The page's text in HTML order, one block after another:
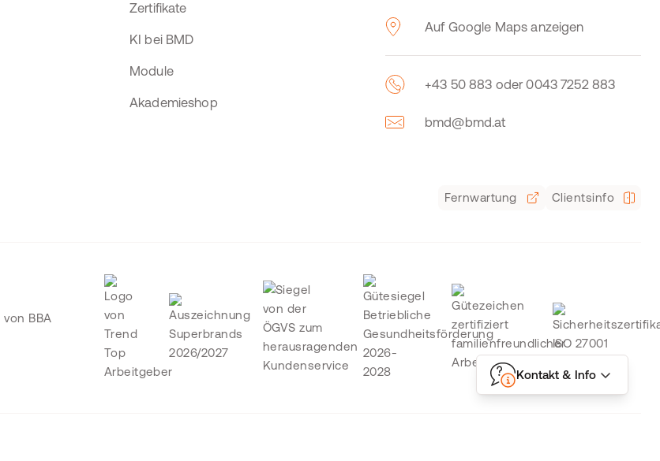
Kontakt & Info
Zertifikate
KI bei BMD
Module
Akademieshop
Auf Google Maps anzeigen
+43 50 883 oder 0043 7252 883
bmd@bmd.at
Fernwartung Clientsinfo